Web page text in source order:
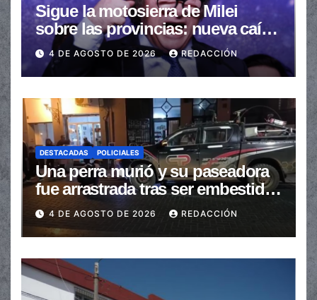
Sigue la motosierra de Milei
sobre las provincias: nueva caída
de las transferencias no
automáticas
4 DE AGOSTO DE 2026 REDACCIÓN
DESTACADAS POLICIALES
Una perra murió y su paseadora
fue arrastrada tras ser embestidas
en la senda peatonal
4 DE AGOSTO DE 2026 REDACCIÓN